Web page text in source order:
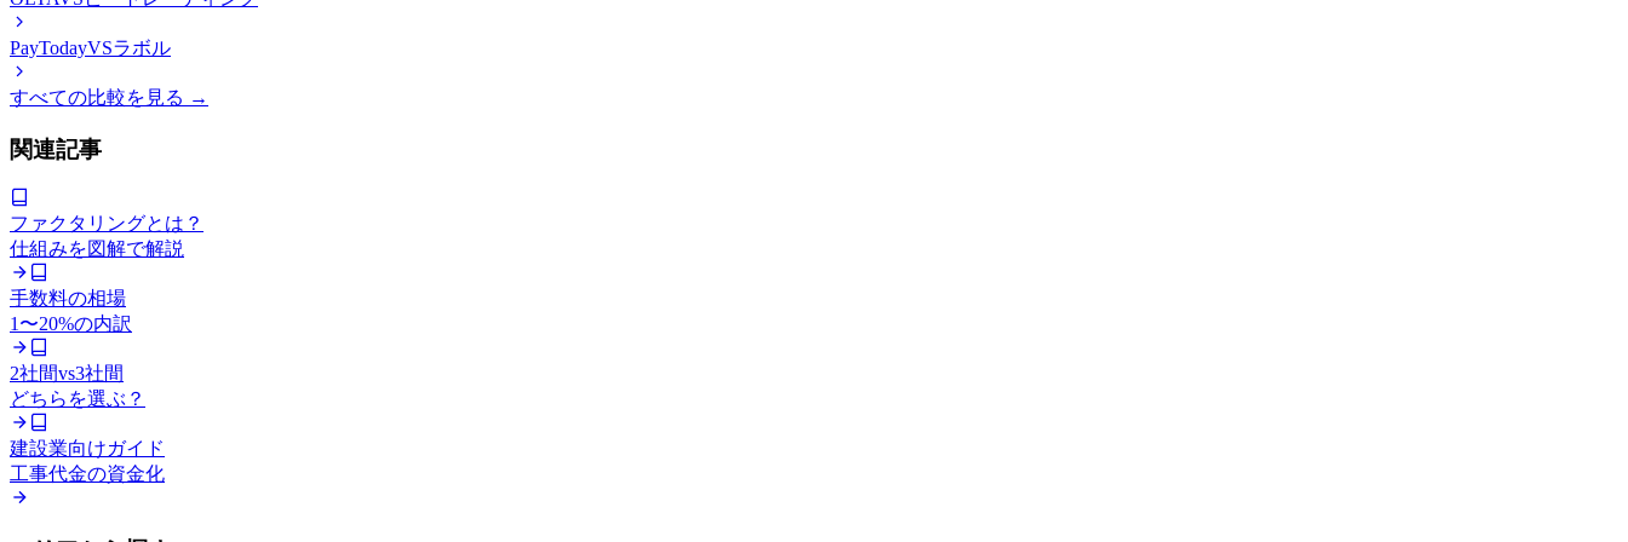
PayTodayVSラボル
すべての比較を見る →
関連記事
ファクタリングとは？
仕組みを図解で解説
手数料の相場
1〜20%の内訳
2社間vs3社間
どちらを選ぶ？
建設業向けガイド
工事代金の資金化